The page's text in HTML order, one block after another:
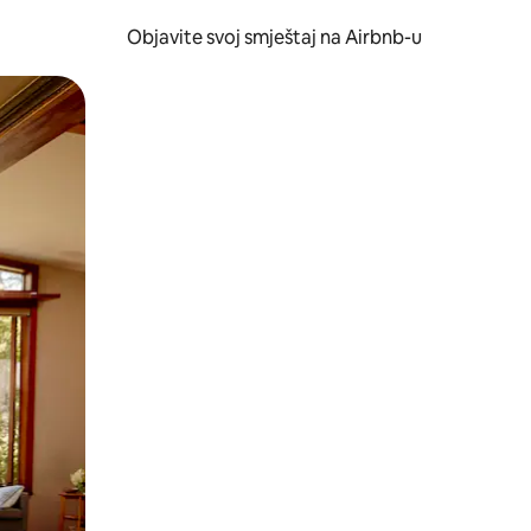
Objavite svoj smještaj na Airbnb-u
prevlačenjem.